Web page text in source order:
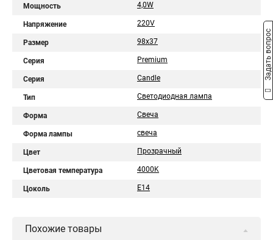
Мощность 4,0W
Напряжение 220V
Размер 98x37
Серия Premium
Серия Candle
Тип Светодиодная лампа
Форма Свеча
Форма лампы свеча
Цвет Прозрачный
Цветовая температура 4000K
Цоколь E14
Похожие товары
Задать вопрос